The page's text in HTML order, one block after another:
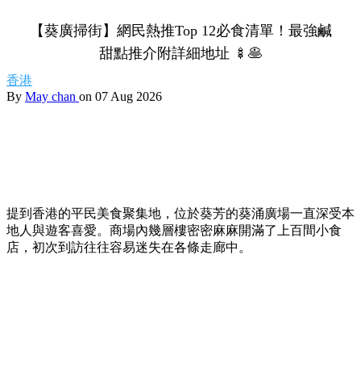
【葵廣掃街】網民熱推Top 12必食清單！最強鹹
甜點推介附詳細地址 🍢🥞
香港
By May chan on 07 Aug 2026
提到香港的平民美食聚集地，位於葵芳的葵涌廣場一直深受本
地人與遊客喜愛。商場內幾層樓密密麻麻開滿了上百間小食
店，初次到訪往往容易迷失在各條走廊中。